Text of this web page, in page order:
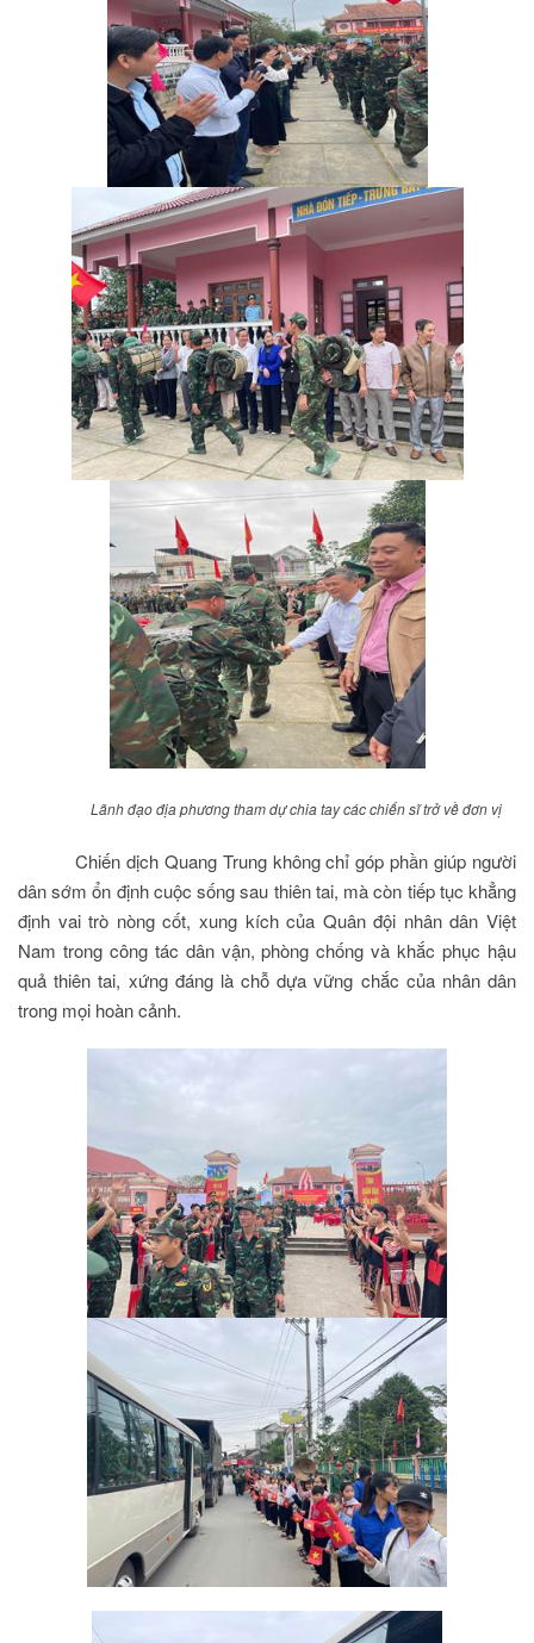
Lãnh đạo địa phương tham dự chia tay các chiến sĩ trở về đơn vị
Chiến dịch Quang Trung không chỉ góp phần giúp người
dân sớm ổn định cuộc sống sau thiên tai, mà còn tiếp tục khẳng
định vai trò nòng cốt, xung kích của Quân đội nhân dân Việt
Nam trong công tác dân vận, phòng chống và khắc phục hậu
quả thiên tai, xứng đáng là chỗ dựa vững chắc của nhân dân
trong mọi hoàn cảnh.